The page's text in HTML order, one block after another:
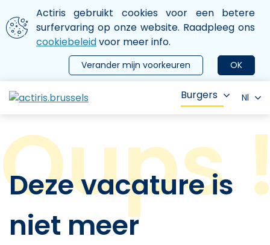
Aller au contenu principal
We gebruiken cookies
Actiris gebruikt cookies voor een betere
surfervaring op onze website. Raadpleeg ons
cookiebeleidvoor meer info.
OK
Verander mijn voorkeuren
le menu
Burgers Nl
Deze vacature is
niet meer